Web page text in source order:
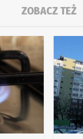
ZOBACZ TEŻ